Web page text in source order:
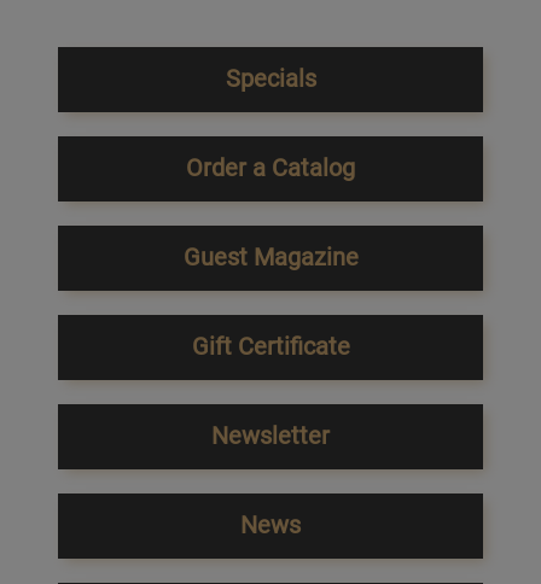
Specials
Order a Catalog
Guest Magazine
Gift Certificate
Newsletter
News